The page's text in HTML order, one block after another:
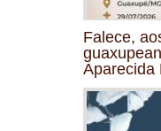
Falece,
Aparecida